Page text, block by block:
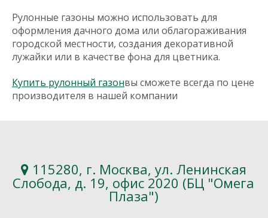
Рулонные газоны можно использовать для
оформления дачного дома или облагораживания
городской местности, создания декоративной
лужайки или в качестве фона для цветника.
Купить рулонный газонвы сможете всегда по цене
производителя в нашей компании
115280, г. Москва, ул. Ленинская
Слобода, д. 19, офис 2020 (БЦ "Омега
Плаза")